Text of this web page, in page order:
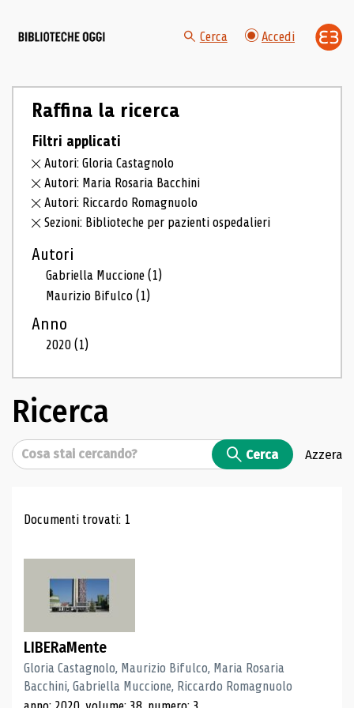
Cerca Accedi
Raffina la ricerca
Filtri applicati
Autori: Gloria Castagnolo
Autori: Maria Rosaria Bacchini
Autori: Riccardo Romagnuolo
Sezioni: Biblioteche per pazienti ospedalieri
Autori
Gabriella Muccione(1)
Maurizio Bifulco(1)
Anno
2020(1)
Ricerca
Cerca Cerca Azzera
Risultati di ricerca
Documenti trovati: 1
LIBERaMente
Gloria Castagnolo, Maurizio Bifulco, Maria Rosaria
Bacchini, Gabriella Muccione, Riccardo Romagnuolo